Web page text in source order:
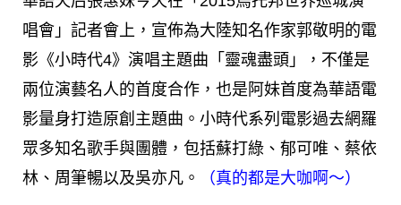
唱會」記者會上，宣佈為大陸知名作家郭敬明的電
影《小時代4》演唱主題曲「靈魂盡頭」，不僅是
兩位演藝名人的首度合作，也是阿妹首度為華語電
影量身打造原創主題曲。小時代系列電影過去網羅
眾多知名歌手與團體，包括蘇打綠、郁可唯、蔡依
林、周筆暢以及吳亦凡。
（真的都是大咖啊～）